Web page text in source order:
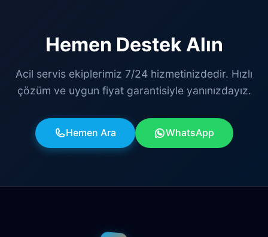
Hemen Destek Alın
Acil servis ekiplerimiz 7/24 hizmetinizdedir. Hızlı
çözüm ve uygun fiyat garantisiyle yanınızdayız.
Hemen Ara WhatsApp